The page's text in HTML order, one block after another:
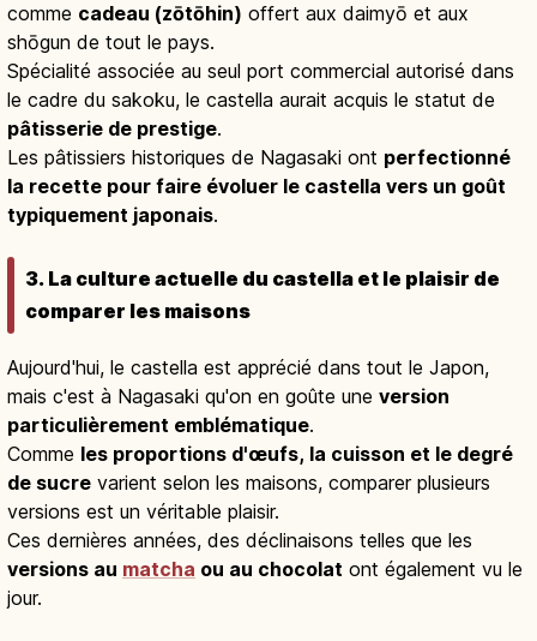
comme cadeau (zōtōhin) offert aux daimyō et aux
shōgun de tout le pays.
Spécialité associée au seul port commercial autorisé dans
le cadre du sakoku, le castella aurait acquis le statut de
pâtisserie de prestige.
Les pâtissiers historiques de Nagasaki ont perfectionné
la recette pour faire évoluer le castella vers un goût
typiquement japonais.
3. La culture actuelle du castella et le plaisir de
comparer les maisons
Aujourd'hui, le castella est apprécié dans tout le Japon,
mais c'est à Nagasaki qu'on en goûte une version
particulièrement emblématique.
Comme les proportions d'œufs, la cuisson et le degré
de sucre varient selon les maisons, comparer plusieurs
versions est un véritable plaisir.
Ces dernières années, des déclinaisons telles que les
versions au matcha ou au chocolat ont également vu le
jour.